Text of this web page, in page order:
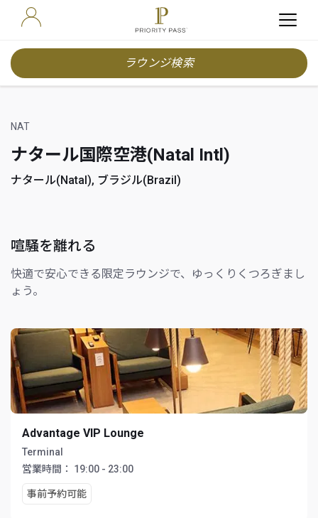
ラウンジ検索
NAT
ナタール国際空港(Natal Intl)
ナタール(Natal), ブラジル(Brazil)
喧騒を離れる
快適で安心できる限定ラウンジで、ゆっくりくつろぎまし
ょう。
Advantage VIP Lounge
Terminal
営業時間：
19:00 - 23:00
事前予約可能